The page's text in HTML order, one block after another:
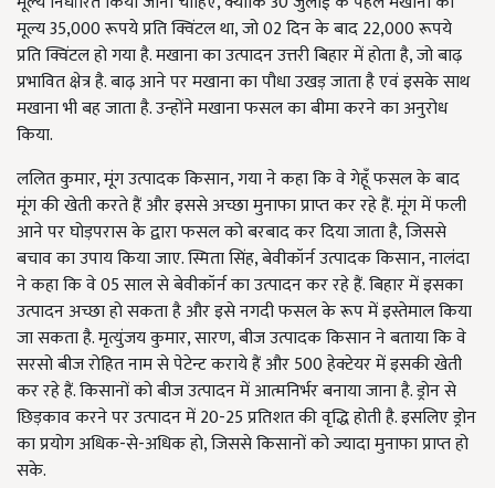
मूल्य 35,000 रूपये प्रति क्विंटल था, जो 02 दिन के बाद 22,000 रूपये
प्रति क्विंटल हो गया है. मखाना का उत्पादन उत्तरी बिहार में होता है, जो बाढ़
प्रभावित क्षेत्र है. बाढ़ आने पर मखाना का पौधा उखड़ जाता है एवं इसके साथ
मखाना भी बह जाता है. उन्होंने मखाना फसल का बीमा करने का अनुरोध
किया.
ललित कुमार, मूंग उत्पादक किसान, गया ने कहा कि वे गेहूँ फसल के बाद
मूंग की खेती करते हैं और इससे अच्छा मुनाफा प्राप्त कर रहे हैं. मूंग में फली
आने पर घोड़परास के द्वारा फसल को बरबाद कर दिया जाता है, जिससे
बचाव का उपाय किया जाए. स्मिता सिंह, बेवीकॉर्न उत्पादक किसान, नालंदा
ने कहा कि वे 05 साल से बेवीकॉर्न का उत्पादन कर रहे हैं. बिहार में इसका
उत्पादन अच्छा हो सकता है और इसे नगदी फसल के रूप में इस्तेमाल किया
जा सकता है. मृत्युंजय कुमार, सारण, बीज उत्पादक किसान ने बताया कि वे
सरसो बीज रोहित नाम से पेटेन्ट कराये हैं और 500 हेक्टेयर में इसकी खेती
कर रहे हैं. किसानों को बीज उत्पादन में आत्मनिर्भर बनाया जाना है. ड्रोन से
छिड़काव करने पर उत्पादन में 20-25 प्रतिशत की वृद्धि होती है. इसलिए ड्रोन
का प्रयोग अधिक-से-अधिक हो, जिससे किसानों को ज्यादा मुनाफा प्राप्त हो
सके.